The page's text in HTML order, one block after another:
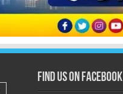
Find us on Facebook